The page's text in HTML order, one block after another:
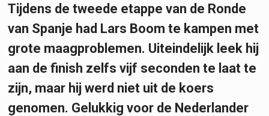
Tijdens de tweede etappe van de Ronde
van Spanje had Lars Boom te kampen met
grote maagproblemen. Uiteindelijk leek hij
aan de finish zelfs vijf seconden te laat te
zijn, maar hij werd niet uit de koers
genomen. Gelukkig voor de Nederlander